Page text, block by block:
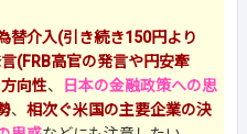
替介入(引き続き150円より
(FRB高官の発言や円安牽
向性、
日本の金融政策への思
、 相次ぐ米国の主要企業の決